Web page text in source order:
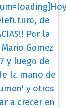
de
Por la
Gomez
y luego de
la mano de
y otros
a crecer en